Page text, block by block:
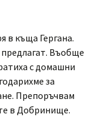
в къща Гергана.
Въобще
с домашни
за
Препоръчвам
в Добринище.